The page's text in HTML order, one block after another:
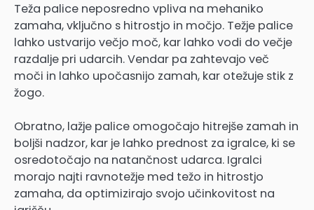
Teža palice neposredno vpliva na mehaniko
zamaha, vključno s hitrostjo in močjo. Težje palice
lahko ustvarijo večjo moč, kar lahko vodi do večje
razdalje pri udarcih. Vendar pa zahtevajo več
moči in lahko upočasnijo zamah, kar otežuje stik z
žogo.
Obratno, lažje palice omogočajo hitrejše zamah in
boljši nadzor, kar je lahko prednost za igralce, ki se
osredotočajo na natančnost udarca. Igralci
morajo najti ravnotežje med težo in hitrostjo
zamaha, da optimizirajo svojo učinkovitost na